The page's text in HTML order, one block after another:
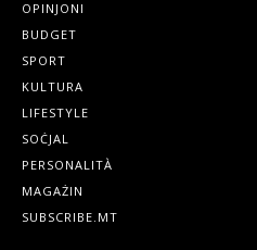
OPINJONI
BUDGET
SPORT
KULTURA
LIFESTYLE
SOĊJAL
PERSONALITÀ
MAGAŻIN
SUBSCRIBE.MT